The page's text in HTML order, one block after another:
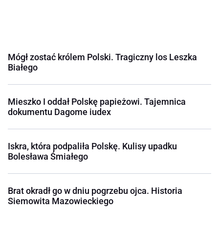
Mógł zostać królem Polski. Tragiczny los Leszka
Białego
Mieszko I oddał Polskę papieżowi. Tajemnica
dokumentu Dagome iudex
Iskra, która podpaliła Polskę. Kulisy upadku
Bolesława Śmiałego
Brat okradł go w dniu pogrzebu ojca. Historia
Siemowita Mazowieckiego